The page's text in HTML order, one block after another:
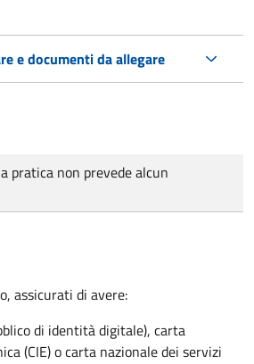
e documenti da allegare
pratica non prevede alcun
assicurati di avere:
di identità digitale), carta
(CIE) o carta nazionale dei servizi